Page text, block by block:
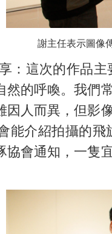
謝主任表示圖像
這次的作品主
然的呼喚。我們
因人而異，但影
能介紹拍攝的
協會通知，一隻